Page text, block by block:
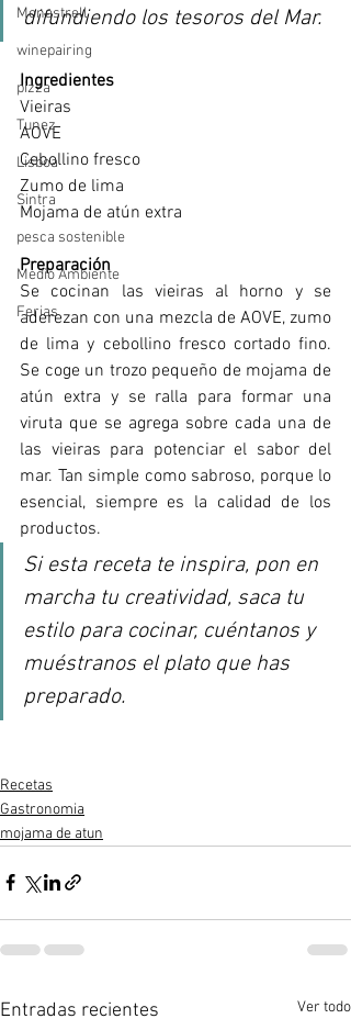
Monastrell
winepairing
pizza
Tunez
Lisboa
Sintra
pesca sostenible
Medio Ambiente
Ferias
difundiendo los tesoros del Mar.
Ingredientes
Vieiras
AOVE
Cebollino fresco
Zumo de lima
Mojama de atún extra
Preparación
Se cocinan las vieiras al horno y se
aderezan con una mezcla de AOVE, zumo
de lima y cebollino fresco cortado fino.
Se coge un trozo pequeño de mojama de
atún extra y se ralla para formar una
viruta que se agrega sobre cada una de
las vieiras para potenciar el sabor del
mar. Tan simple como sabroso, porque lo
esencial, siempre es la calidad de los
productos.
Si esta receta te inspira, pon en
marcha tu creatividad, saca tu
estilo para cocinar, cuéntanos y
muéstranos el plato que has
preparado.
Recetas
Gastronomia
mojama de atun
Entradas recientes Ver todo